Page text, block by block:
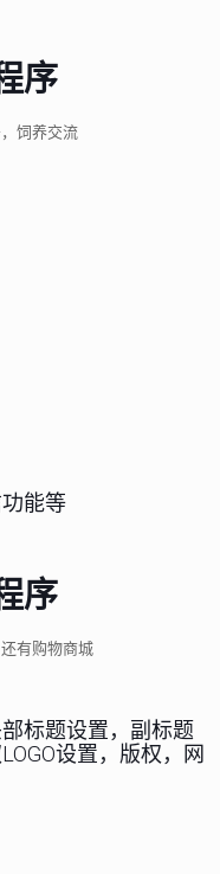
序
饲养交流
能等
序
有购物商城
标题设置，副标题
设置，版权，网